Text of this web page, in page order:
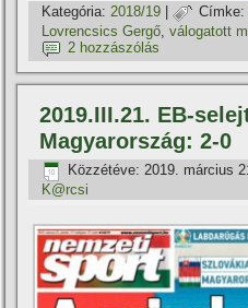
Kategória: 2018/19 | Címke:
Lovrencsics Gergő ,válogatott
2 hozzászólás
2019.III.21. EB-
Magyarország: 2-0
Közzétéve: 2019. március
K@rcsi